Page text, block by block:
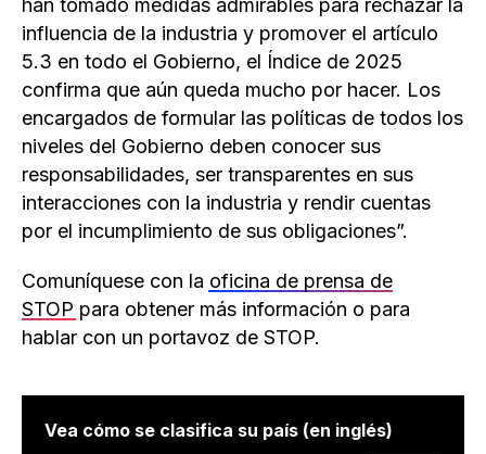
han tomado medidas admirables para rechazar la
influencia de la industria y promover el artículo
5.3 en todo el Gobierno, el Índice de 2025
confirma que aún queda mucho por hacer. Los
encargados de formular las políticas de todos los
niveles del Gobierno deben conocer sus
responsabilidades, ser transparentes en sus
interacciones con la industria y rendir cuentas
por el incumplimiento de sus obligaciones”.
Comuníquese con la oficina de prensa de
STOP para obtener más información o para
hablar con un portavoz de STOP.
Vea cómo se clasifica su país (en inglés)